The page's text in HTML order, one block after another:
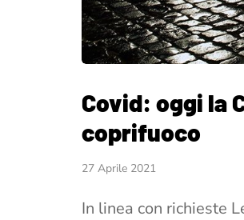
Covid: oggi la
coprifuoco
27 Aprile 2021
In linea con richieste